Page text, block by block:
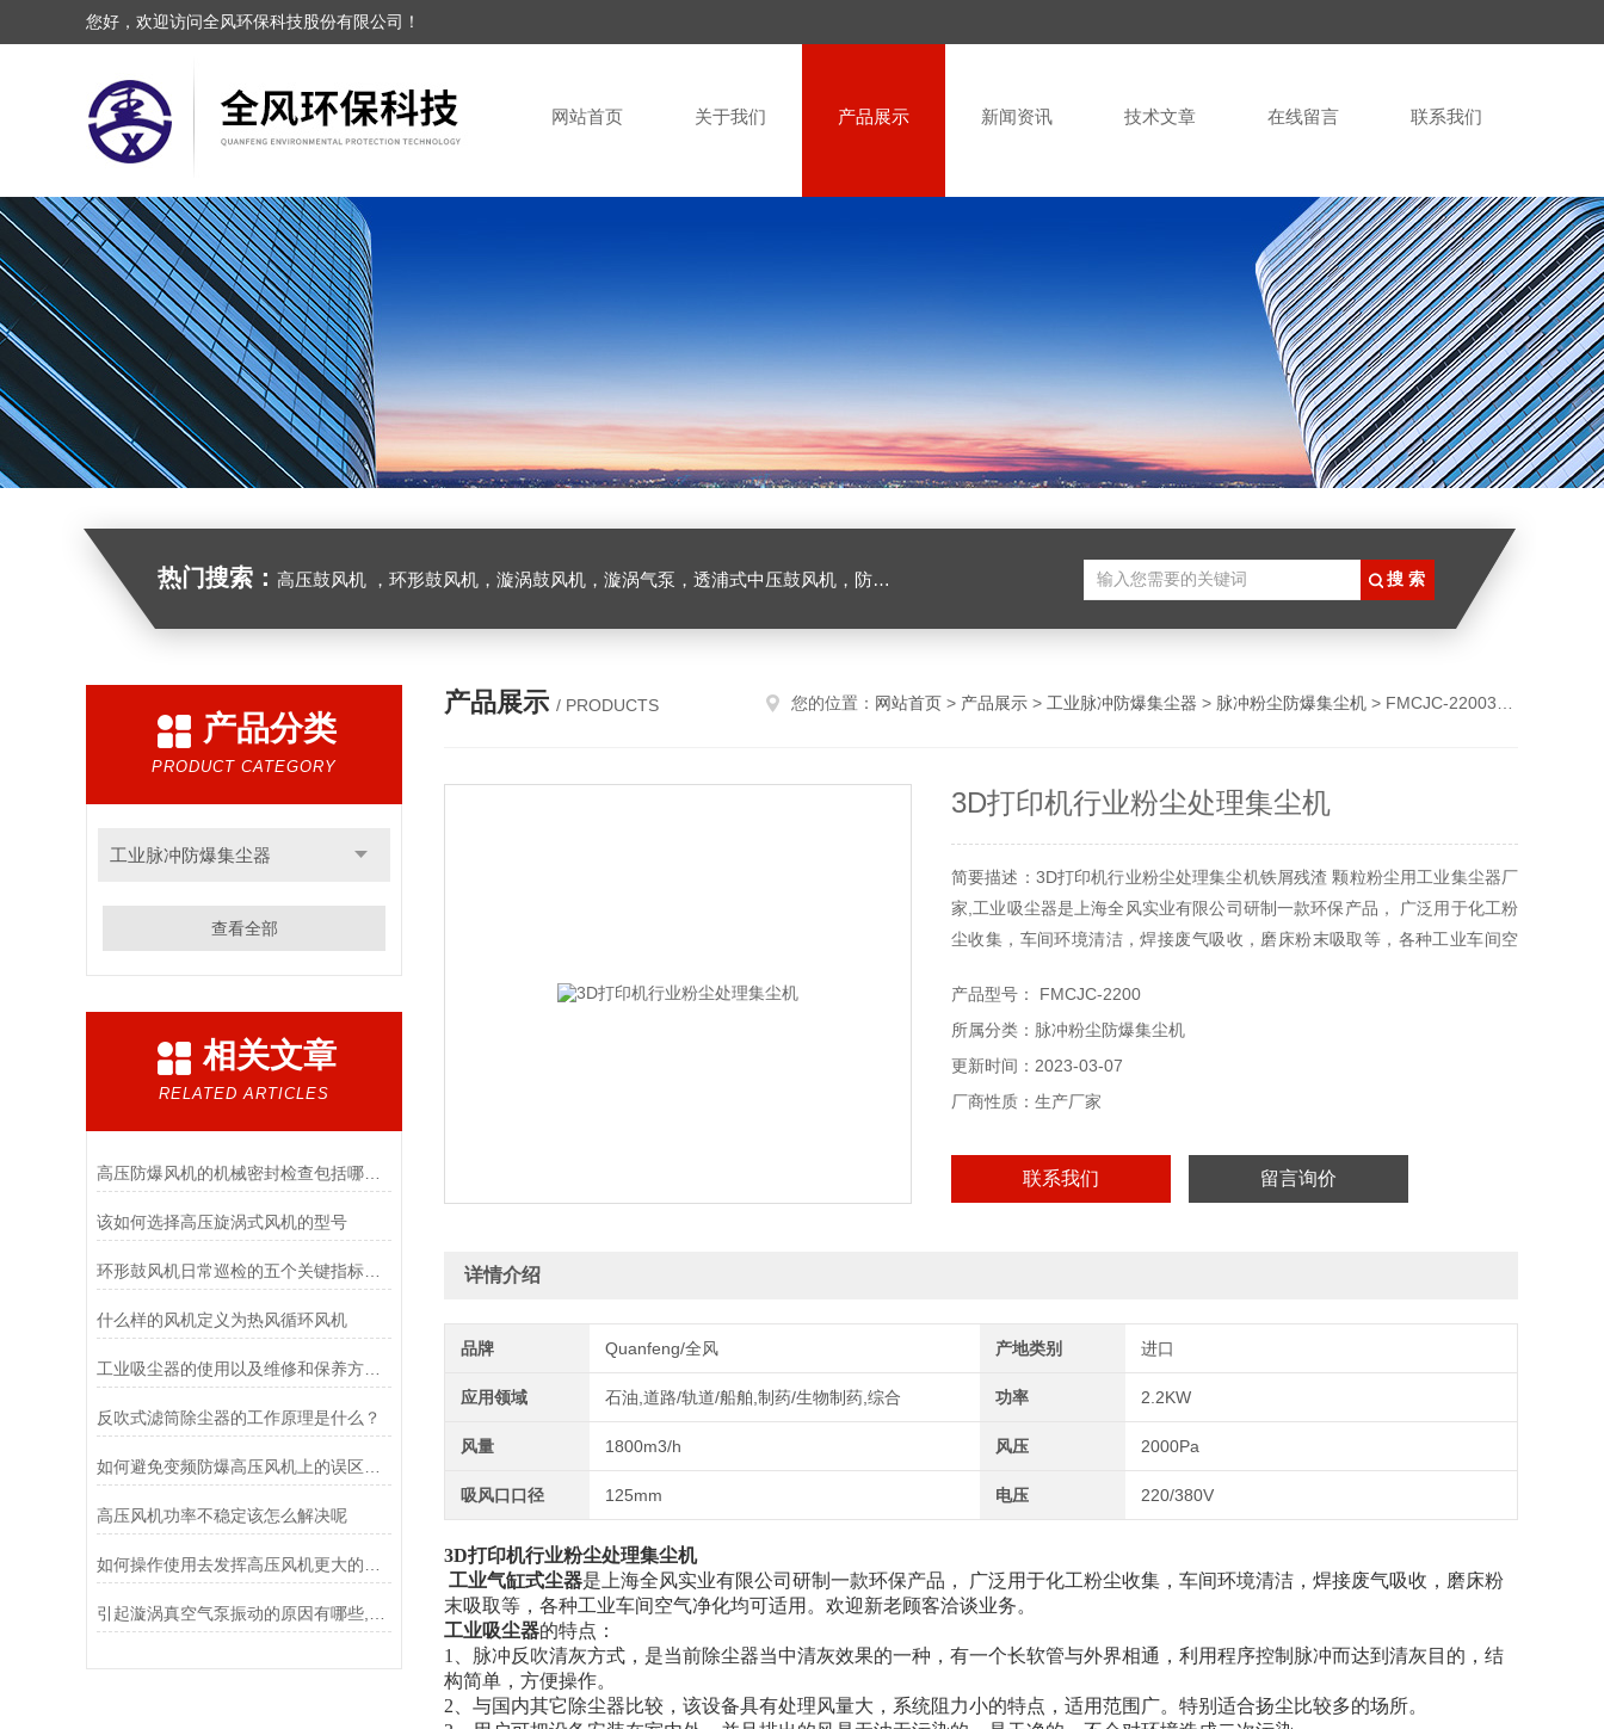
您好，欢迎访问全风环保科技股份有限公司！
网站首页 关于我们 产品展示 新闻资讯 技术文章 在线留言 联系我们
热门搜索： 高压鼓风机 ，环形鼓风机，漩涡鼓风机，漩涡气泵，透浦式中压鼓风机，防爆风机，工业吸尘器，工业集尘机除尘器，仟样机，气环式真空泵，耐高温腐鼓风机以及工业风刀等；
产品分类
PRODUCT CATEGORY
工业脉冲防爆集尘器
查看全部
相关文章
RELATED ARTICLES
高压防爆风机的机械密封检查包括哪些项目
该如何选择高压旋涡式风机的型号
环形鼓风机日常巡检的五个关键指标与操作规范
什么样的风机定义为热风循环风机
工业吸尘器的使用以及维修和保养方法普及
反吹式滤筒除尘器的工作原理是什么？
高压风机功率不稳定该怎么解决呢
产品展示 / PRODUCTS 您的位置： 网站首页 > 产品展示 > 工业脉冲防爆集尘器 > 脉冲粉尘防爆集尘机 > FMCJC-22003D打印机行业粉尘处理集尘机
3D打印机行业粉尘处理集尘机
简要描述：3D打印机行业粉尘处理集尘机铁屑残渣 颗粒粉尘用工业集尘器厂
家,工业吸尘器是上海全风实业有限公司研制一款环保产品， 广泛用于化工粉
尘收集，车间环境清洁，焊接废气吸收，磨床粉末吸取等，各种工业车间空
产品型号： FMCJC-2200
所属分类：脉冲粉尘防爆集尘机
更新时间：2023-03-07
厂商性质：生产厂家
联系我们 留言询价
详情介绍
品牌 Quanfeng/全风 产地类别 进口
应用领域 石油,道路/轨道/船舶,制药/生物制药,综合 功率 2.2KW
风量 1800m3/h 风压 2000Pa
吸风口口径 125mm 电压 220/380V
3D打印机行业粉尘处理集尘机
工业气缸式尘器是上海全风实业有限公司研制一款环保产品， 广泛用于化工粉尘收集，车间环境清洁，焊接废气吸收，磨床粉
末吸取等，各种工业车间空气净化均可适用。欢迎新老顾客洽谈业务。
工业吸尘器的特点：
1、脉冲反吹清灰方式，是当前除尘器当中清灰效果的一种，有一个长软管与外界相通，利用程序控制脉冲而达到清灰目的，结
构简单，方便操作。
2、与国内其它除尘器比较，该设备具有处理风量大，系统阻力小的特点，适用范围广。特别适合扬尘比较多的场所。